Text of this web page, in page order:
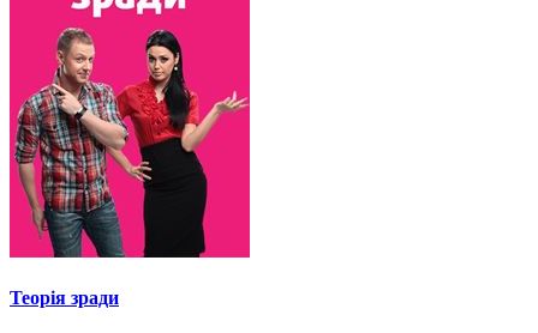
Теорія зради